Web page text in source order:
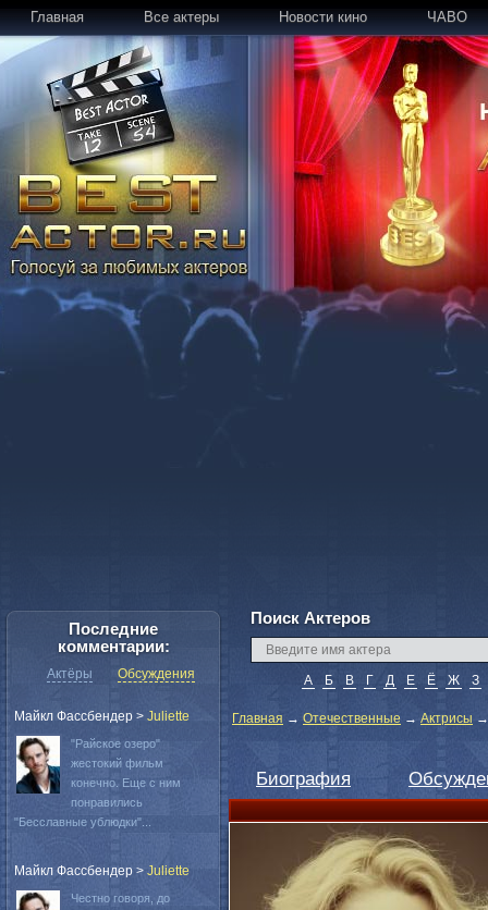
Главная Все актеры Новости кино ЧАВО
Поиск Актеров
А Б В Г Д Е Ё Ж З
Главная → Отечественные → Актрисы
Биография
Последние
комментарии:
Актёры Обсуждения
Майкл Фассбендер > Juliette
"Райское озеро"
жестокий фильм
конечно. Еще с ним
понравились
"Бесславные ублюдки"...
Майкл Фассбендер > Juliette
Честно говоря, до